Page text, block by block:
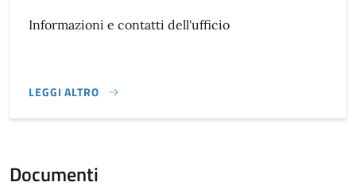
Informazioni e contatti dell'ufficio
LEGGI ALTRO
}
Documenti